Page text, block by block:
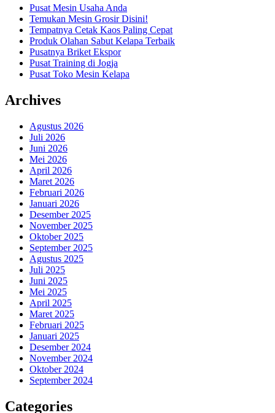
Pusat Mesin Usaha Anda
Temukan Mesin Grosir Disini!
Tempatnya Cetak Kaos Paling Cepat
Produk Olahan Sabut Kelapa Terbaik
Pusatnya Briket Ekspor
Pusat Training di Jogja
Pusat Toko Mesin Kelapa
Archives
Agustus 2026
Juli 2026
Juni 2026
Mei 2026
April 2026
Maret 2026
Februari 2026
Januari 2026
Desember 2025
November 2025
Oktober 2025
September 2025
Agustus 2025
Juli 2025
Juni 2025
Mei 2025
April 2025
Maret 2025
Februari 2025
Januari 2025
Desember 2024
November 2024
Oktober 2024
September 2024
Categories